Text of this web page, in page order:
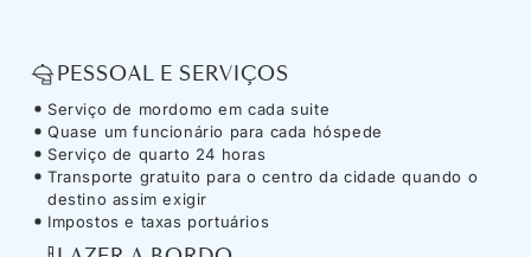
PESSOAL E SERVIÇOS
Serviço de mordomo em cada suite
Quase um funcionário para cada hóspede
Serviço de quarto 24 horas
Transporte gratuito para o centro da cidade quando o
destino assim exigir
Impostos e taxas portuários